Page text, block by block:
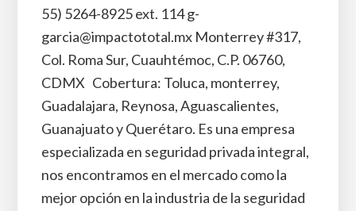
55) 5264-8925 ext. 114 g-
garcia@impactototal.mx Monterrey #317,
Col. Roma Sur, Cuauhtémoc, C.P. 06760,
CDMX Cobertura: Toluca, monterrey,
Guadalajara, Reynosa, Aguascalientes,
Guanajuato y Querétaro. Es una empresa
especializada en seguridad privada integral,
nos encontramos en el mercado como la
mejor opción en la industria de la seguridad